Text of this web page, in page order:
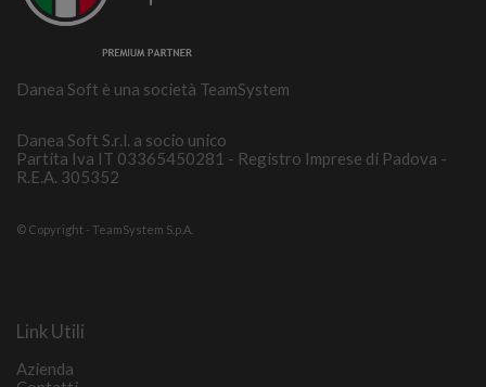
Danea Soft è una società TeamSystem
Danea Soft S.r.l. a socio unico
Partita Iva IT 03365450281 - Registro Imprese di Padova -
R.E.A. 305352
© Copyright - TeamSystem S.p.A.
Link Utili
Azienda